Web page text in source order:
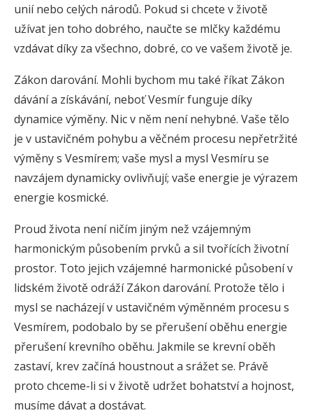
unií nebo celých národů. Pokud si chcete v životě
užívat jen toho dobrého, naučte se mlčky každému
vzdávat díky za všechno, dobré, co ve vašem životě je.
Zákon darování. Mohli bychom mu také říkat Zákon
dávání a získávání, neboť Vesmír funguje díky
dynamice výměny. Nic v něm není nehybné. Vaše tělo
je v ustavičném pohybu a věčném procesu nepřetržité
výměny s Vesmírem; vaše mysl a mysl Vesmíru se
navzájem dynamicky ovlivňují; vaše energie je výrazem
energie kosmické.
Proud života není ničím jiným než vzájemným
harmonickým působením prvků a sil tvořících životní
prostor. Toto jejich vzájemné harmonické působení v
lidském životě odráží Zákon darování. Protože tělo i
mysl se nacházejí v ustavičném výměnném procesu s
Vesmírem, podobalo by se přerušení oběhu energie
přerušení krevního oběhu. Jakmile se krevní oběh
zastaví, krev začíná houstnout a srážet se. Právě
proto chceme-li si v životě udržet bohatství a hojnost,
musíme dávat a dostávat.